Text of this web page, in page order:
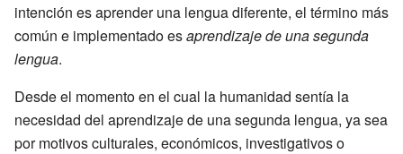
intención es aprender una lengua diferente, el término más
común e implementado esaprendizaje de una segunda
lengua.
Desde el momento en el cual la humanidad sentía la
necesidad del aprendizaje de una segunda lengua, ya sea
por motivos culturales, económicos, investigativos o